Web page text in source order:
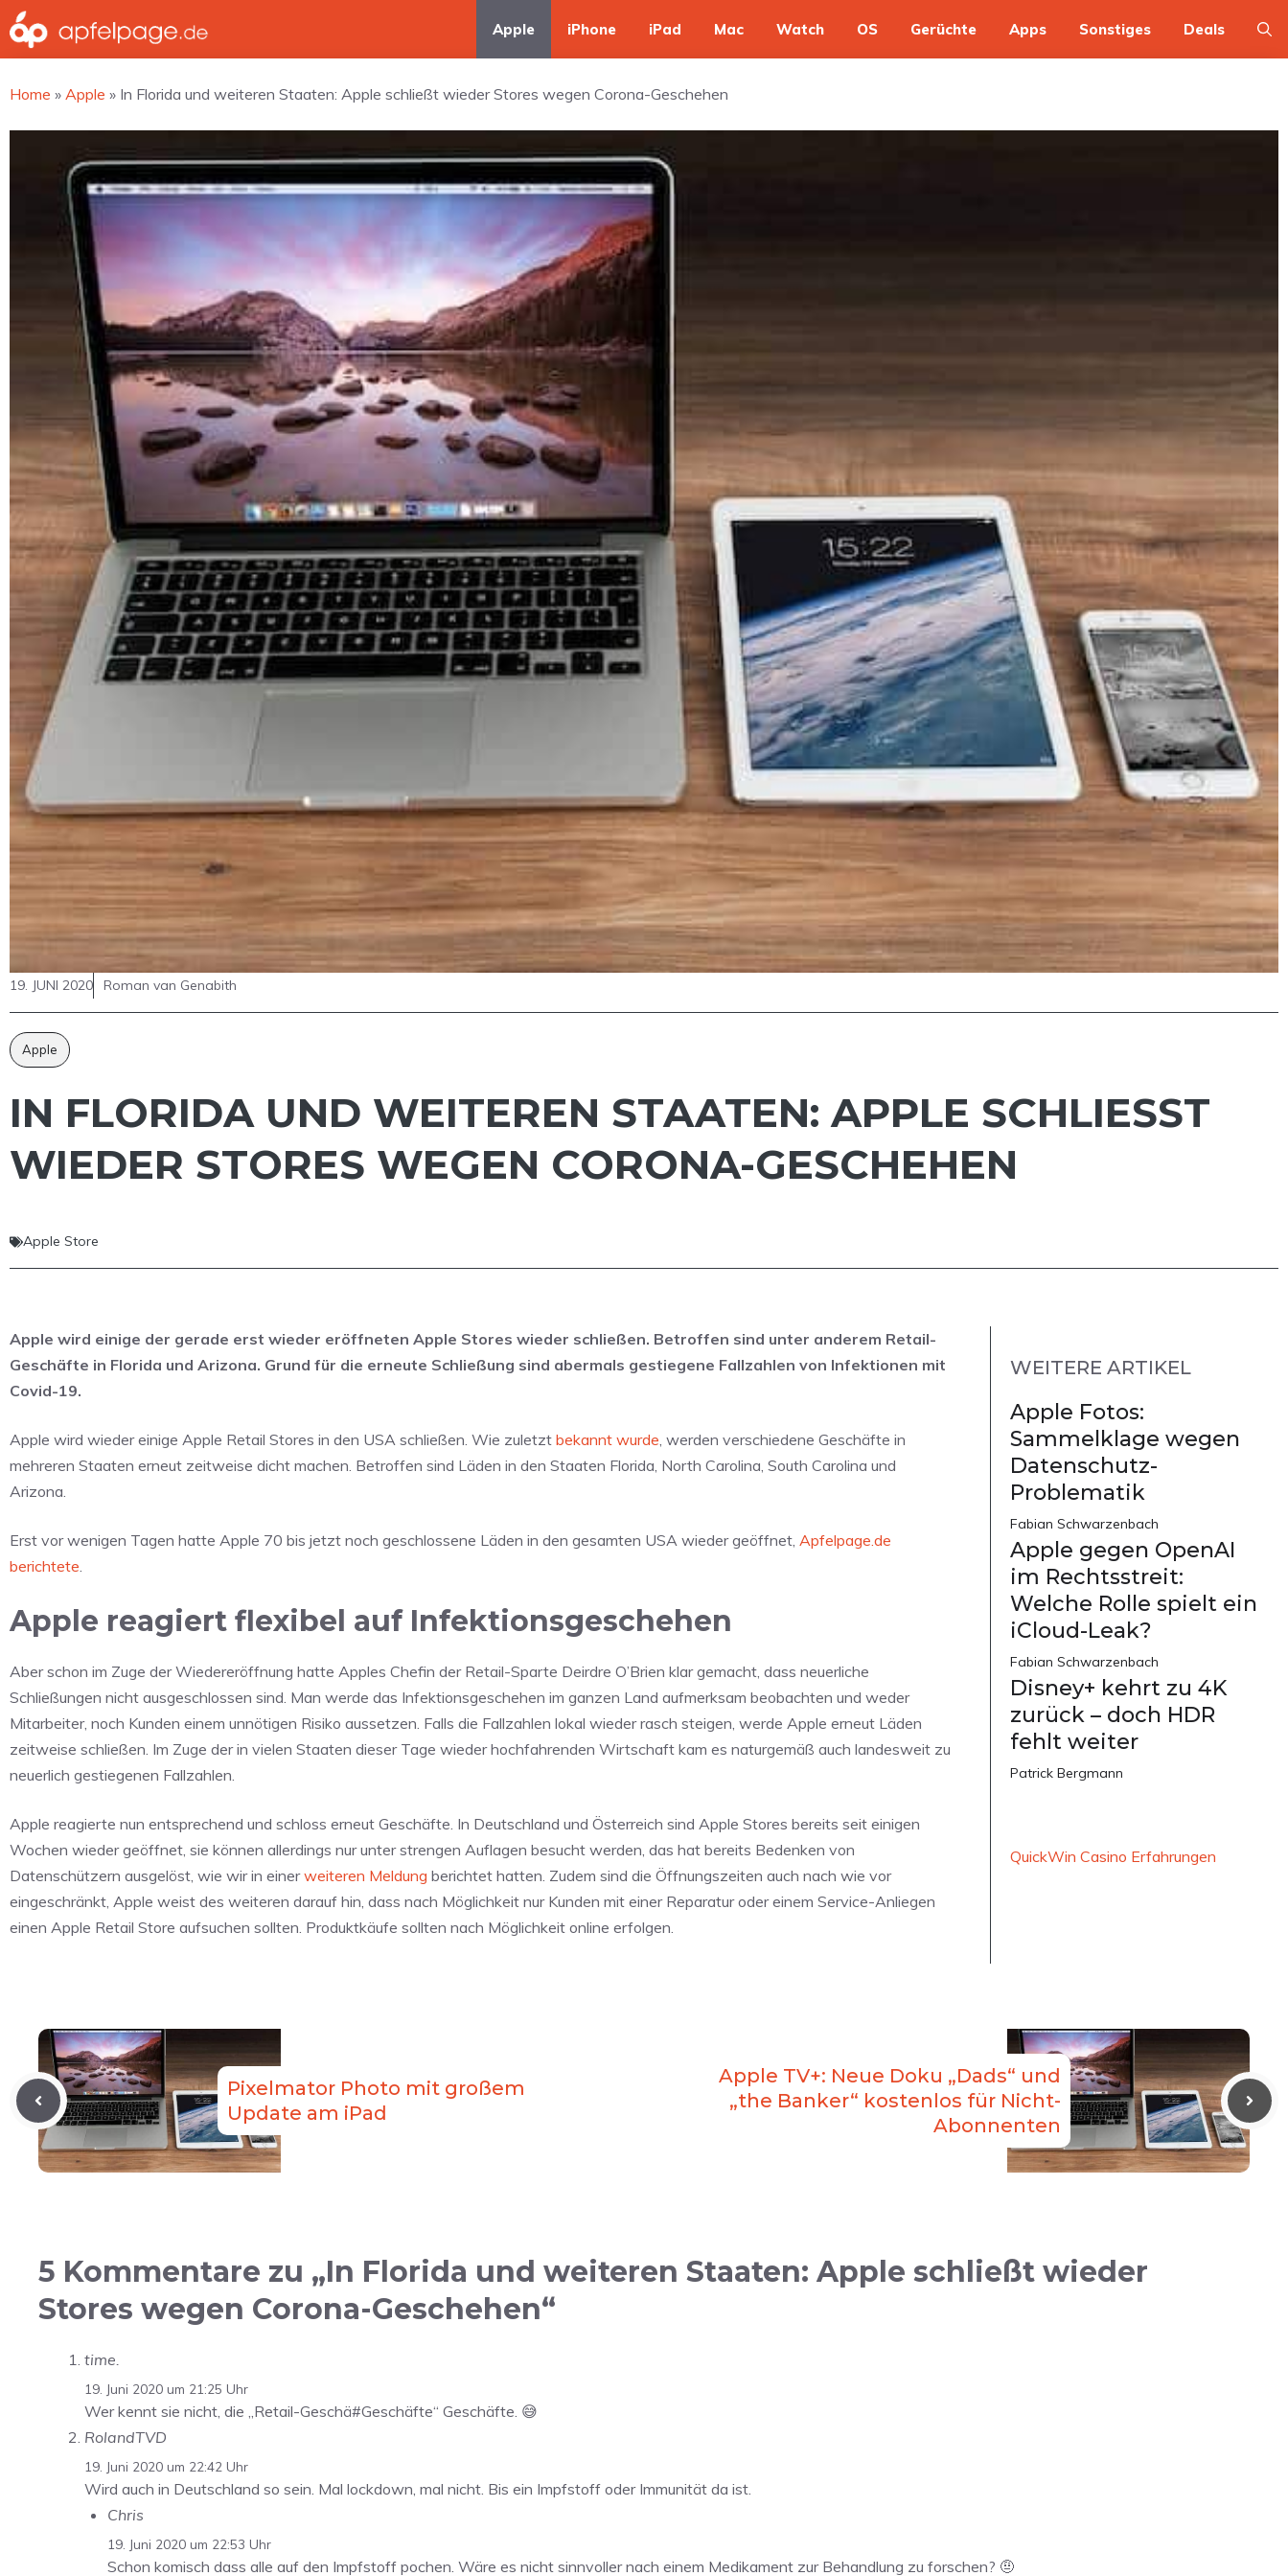
Zum
Inhalt
springen
Apple iPhone iPad Mac Watch OS Gerüchte Apps Sonstiges Deals
Home » Apple » In Florida und weiteren Staaten: Apple schließt wieder Stores wegen Corona-Geschehen
19. JUNI 2020 Roman van Genabith
Apple
IN FLORIDA UND WEITEREN STAATEN: APPLE SCHLIESST W
IEDER STORES WEGEN CORONA-GESCHEHEN
Apple Store
Apple wird einige der gerade erst wieder eröffneten Apple Stores wieder schließen. Betroffen sind unter anderem Retail-
Geschäfte in Florida und Arizona. Grund für die erneute Schließung sind abermals gestiegene Fallzahlen von Infektionen mit
Covid-19.
Apple wird wieder einige Apple Retail Stores in den USA schließen. Wie zuletzt bekannt wurde, werden verschiedene Geschäfte in
mehreren Staaten erneut zeitweise dicht machen. Betroffen sind Läden in den Staaten Florida, North Carolina, South Carolina und
Arizona.
Erst vor wenigen Tagen hatte Apple 70 bis jetzt noch geschlossene Läden in den gesamten USA wieder geöffnet, Apfelpage.de
berichtete.
Apple reagiert flexibel auf Infektionsgeschehen
Aber schon im Zuge der Wiedereröffnung hatte Apples Chefin der Retail-Sparte Deirdre O’Brien klar gemacht, dass neuerliche
Schließungen nicht ausgeschlossen sind. Man werde das Infektionsgeschehen im ganzen Land aufmerksam beobachten und weder
Mitarbeiter, noch Kunden einem unnötigen Risiko aussetzen. Falls die Fallzahlen lokal wieder rasch steigen, werde Apple erneut Läden
zeitweise schließen. Im Zuge der in vielen Staaten dieser Tage wieder hochfahrenden Wirtschaft kam es naturgemäß auch landesweit zu
neuerlich gestiegenen Fallzahlen.
Apple reagierte nun entsprechend und schloss erneut Geschäfte. In Deutschland und Österreich sind Apple Stores bereits seit einigen
Wochen wieder geöffnet, sie können allerdings nur unter strengen Auflagen besucht werden, das hat bereits Bedenken von
Datenschützern ausgelöst, wie wir in einerweiteren Meldung berichtet hatten. Zudem sind die Öffnungszeiten auch nach wie vor
eingeschränkt, Apple weist des weiteren darauf hin, dass nach Möglichkeit nur Kunden mit einer Reparatur oder einem Service-Anliegen
einen Apple Retail Store aufsuchen sollten. Produktkäufe sollten nach Möglichkeit online erfolgen.
WEITERE ARTIKEL
Apple Fotos:
Sammelklage wegen
Datenschutz-
Problematik
Fabian Schwarzenbach
Apple gegen OpenAI
im Rechtsstreit:
Welche Rolle spielt ein
iCloud-Leak?
Fabian Schwarzenbach
Disney+ kehrt zu 4K
zurück – doch HDR
fehlt weiter
Patrick Bergmann
QuickWin Casino Erfahrungen
Pixelmator Photo mit großem
Update am iPad
Apple TV+: Neue Doku „Dads“ und
„the Banker“ kostenlos für Nicht-
Abonnenten
5 Kommentare zu „In Florida und weiteren Staaten: Apple schließt wieder
Stores wegen Corona-Geschehen“
time.
19. Juni 2020 um 21:25 Uhr
Wer kennt sie nicht, die „Retail-Geschä#Geschäfte“ Geschäfte. 😅
RolandTVD
19. Juni 2020 um 22:42 Uhr
Wird auch in Deutschland so sein. Mal lockdown, mal nicht. Bis ein Impfstoff oder Immunität da ist.
Chris
19. Juni 2020 um 22:53 Uhr
Schon komisch dass alle auf den Impfstoff pochen. Wäre es nicht sinnvoller nach einem Medikament zur Behandlung zu forschen? 🤨